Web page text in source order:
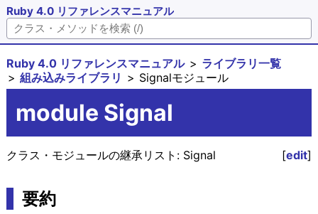
Ruby 4.0 リファレンスマニュアル
Ruby 4.0 リファレンスマニュアル
ライブラリ一覧
組み込みライブラリ
Signalモジュール
module Signal
[edit]
クラス・モジュールの継承リスト: Signal
要約